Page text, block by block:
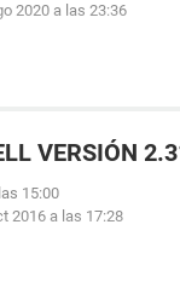
2020 a las 23:36
VERSIÓN
15:00
2016 a las 17:28